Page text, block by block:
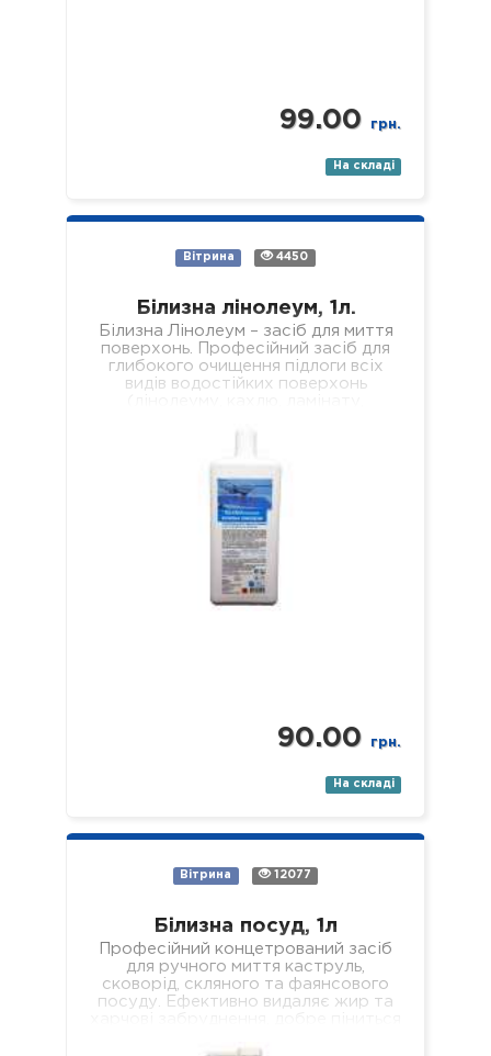
99.00 грн.
На складі
Вітрина 4450
Білизна лінолеум, 1л.
Білизна Лінолеум – засіб для миття
поверхонь. Професійний засіб для
глибокого очищення підлоги всіх
видів водостійких поверхонь
90.00 грн.
На складі
Вітрина 12077
Білизна посуд, 1л
Професійний концетрований засіб
для ручного миття каструль,
сковорід, скляного та фаянсового
посуду. Ефективно видаляє жир та